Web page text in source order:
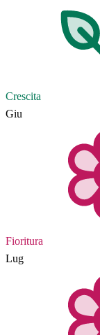
Crescita
Giu
Fioritura
Lug